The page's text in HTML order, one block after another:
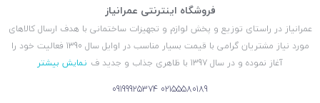
فروشگاه اینترنتی عمرانیاز
عمرانیاز در راستای توزیع و پخش لوازم و تجهیزات ساختمانی با هدف ارسال کالاهای
مورد نیاز مشتریان گرامی با قیمت بسیار مناسب در اوایل سال 1390 فعالیت خود را
آغاز نموده و در سال 1397 با ظاهری جذاب و جدید ف
نمایش بیشتر
02155580189
09199925374